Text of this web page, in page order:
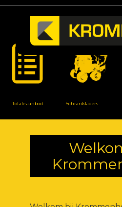
Totale aanbod Schrankladers